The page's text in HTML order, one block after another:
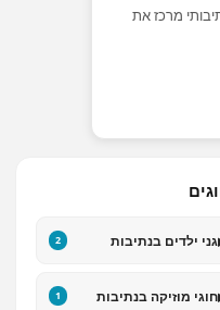
מרכז את
גני ילדים בנתיבות 2
חוגי מוזיקה בנתיבות 1